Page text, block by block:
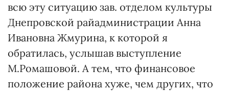
всю эту ситуацию зав. отделом культуры
Днепровской райадминистрации Анна
Ивановна Жмурина, к которой я
обратилась, услышав выступление
М.Ромашовой. А тем, что финансовое
положение района хуже, чем других, что